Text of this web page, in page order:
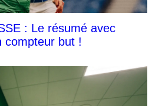
: Le résumé avec
compteur but !